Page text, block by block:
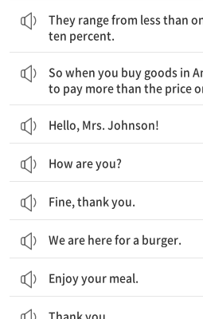
They range from less than
ten percent.
So when you buy goods in
to pay more than the price
Hello, Mrs. Johnson!
How are you?
Fine, thank you.
We are here for a burger.
Enjoy your meal.
Thank you.